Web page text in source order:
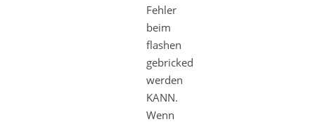
Fehler
beim
flashen
gebricked
werden
KANN.
Wenn